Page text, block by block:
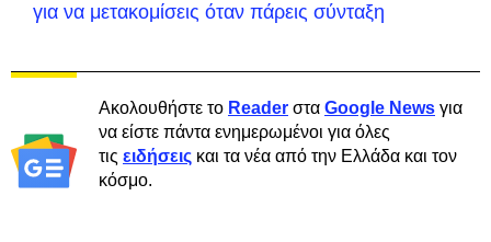
για να μετακομίσεις όταν πάρεις σύνταξη
Ακολουθήστε το Reader στα Google News για
να είστε πάντα ενημερωμένοι για όλες
τις ειδήσεις και τα νέα από την Ελλάδα και τον
κόσμο.